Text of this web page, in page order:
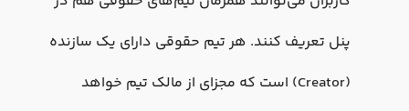
پنل تعریف کنند. هر تیم حقوقی دارای یک سازنده
(Creator) است که مجزای از مالک تیم‌ خواهد